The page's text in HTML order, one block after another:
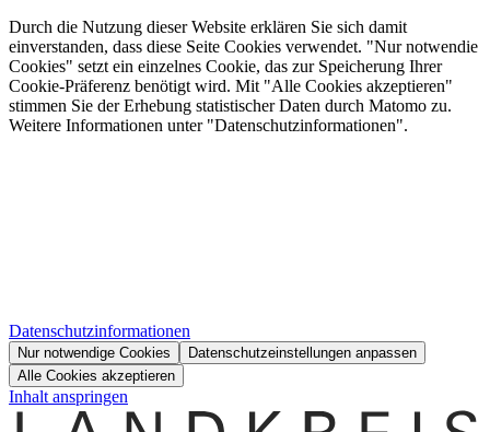
Durch die Nutzung dieser Website erklären Sie sich damit
einverstanden, dass diese Seite Cookies verwendet. "Nur notwendie
Cookies" setzt ein einzelnes Cookie, das zur Speicherung Ihrer
Cookie-Präferenz benötigt wird. Mit "Alle Cookies akzeptieren"
stimmen Sie der Erhebung statistischer Daten durch Matomo zu.
Weitere Informationen unter "Datenschutzinformationen".
Datenschutzinformationen
Nur notwendige Cookies
Datenschutzeinstellungen anpassen
Alle Cookies akzeptieren
Inhalt anspringen